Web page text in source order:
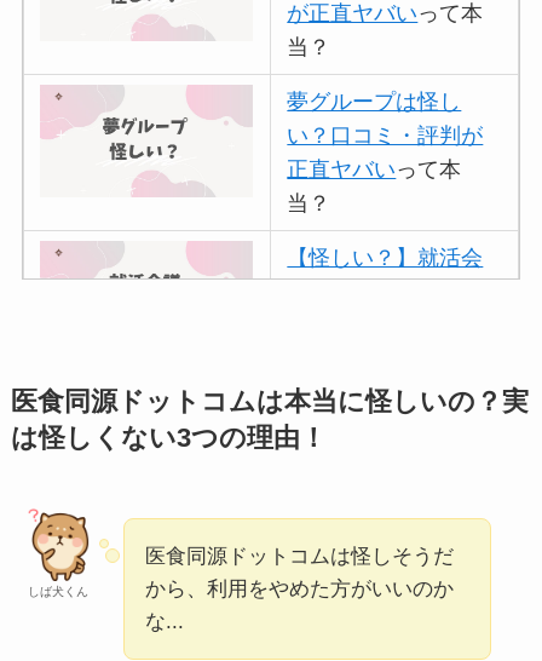
が正直ヤバいって本
当？
夢グループは怪し
い？口コミ・評判が
正直ヤバいって本
当？
【怪しい？】就活会
アトムクリニックは
怪しい？口コミ・評
【怪しい？】帝国デ
ータバンクの口コ
医食同源ドットコムは本当に怪しいの？実
は怪しくない3つの理由！
しば犬くん
医食同源ドットコムは怪しそうだ
から、利用をやめた方がいいのか
な...